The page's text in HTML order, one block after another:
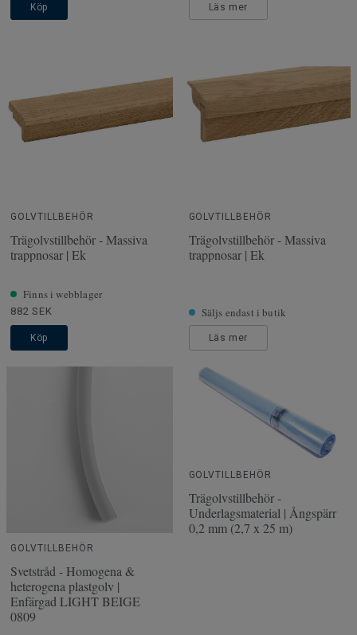
Köp Läs mer
GOLVTILLBEHÖR
Trägolvstillbehör - Massiva
trappnosar | Ek
Finns i webblager
882 SEK
Köp
GOLVTILLBEHÖR
Trägolvstillbehör - Massiva
trappnosar | Ek
Säljs endast i butik
Läs mer
GOLVTILLBEHÖR
Svetstråd - Homogena &
heterogena plastgolv |
Enfärgad LIGHT BEIGE
0809
GOLVTILLBEHÖR
Trägolvstillbehör -
Underlagsmaterial | Ångspärr
0,2 mm (2,7 x 25 m)